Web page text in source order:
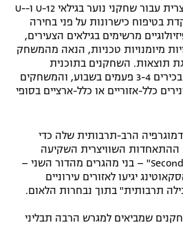
התאחדות הכדורגל השוויצרית עבור שחקני נוער בגילאי U-12 ו-U-
בטיפוח כישרונות על פני בחירה
מרשימים בגילאים הצעירים,
מיומנויות טכניות, הנאה מהמשחק
תוצאות. השחקנים בתוכנית
מתאמנים עם מאמני נוער בכירים 3-4 פעמים בשבוע, והמשחקים
כלל-אזוריים או כלל-ארציים בסופי
הרב-תרבותית שלה כדי
השוויצרית השקיעה
מאמץ מודע בשילוב ה-"Secondos" – בני מהגרים מהדור השני –
יגיעו לאזורים עירוניים
תרבותית" בתוך נבחרות הלאום.
שמביאים למגרש הרבה תבליני